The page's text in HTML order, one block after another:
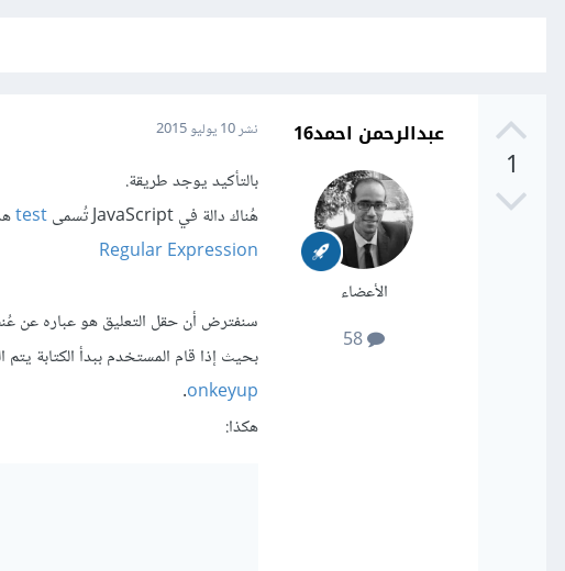
1
عبدالرحمن احمد16
الأعضاء
نشر10 يوليو 2015
بالتأكيد يوجد طريقة.
هُناك دالة في JavaScript تُسمى
test
Regular Expression
بحيث إذا قام المستخدم ببدأ الكتابة
onkeyup
.
هكذا: